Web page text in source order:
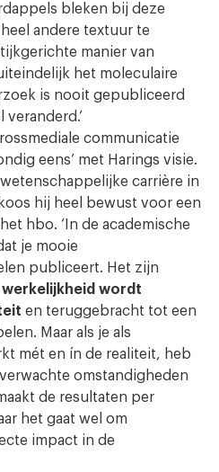
bleken bij deze
andere textuur te
manier van
het moleculaire
is nooit gepubliceerd
veranderd.’
communicatie
eens’ met Harings visie.
carrière in
hij heel bewust voor een
hbo. ‘In de academische
je mooie
publiceert. Het zijn
werkelijkheid wordt
en teruggebracht tot een
Maar als je als
mét en ín de realiteit, heb
omstandigheden
de resultaten per
het gaat wel om
impact in de